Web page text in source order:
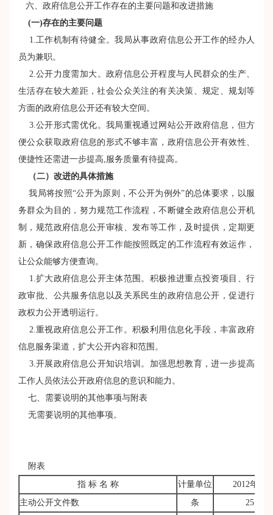
六、政府信息公开工作存在的主要问题和改进措施
(一)存在的主要问题
1.工作机制有待健全。我局从事政府信息公开工作的经办人
员为兼职。
2.公开力度需加大。政府信息公开程度与人民群众的生产、
生活存在较大差距，社会公众关注的有关决策、规定、规划等
方面的政府信息公开还有较大空间。
3.公开形式需优化。我局重视通过网站公开政府信息，但方
便公众获取政府信息的形式不够丰富，政府信息公开有效性、
便捷性还需进一步提高,服务质量有待提高。
（二）改进的具体措施
我局将按照“公开为原则，不公开为例外”的总体要求，以服
务群众为目的，努力规范工作流程，不断健全政府信息公开机
制，规范政府信息公开审核、发布等工作，及时提供，定期更
新，确保政府信息公开工作能按照既定的工作流程有效运作，
让公众能够方便查询。
1.扩大政府信息公开主体范围。积极推进重点投资项目、行
政审批、公共服务信息以及关系民生的政府信息公开，促进行
政权力公开透明运行。
2.重视政府信息公开工作。积极利用信息化手段，丰富政府
信息服务渠道，扩大公开内容和范围。
3.开展政府信息公开知识培训。加强思想教育，进一步提高
工作人员依法公开政府信息的意识和能力。
七、需要说明的其他事项与附表
无需要说明的其他事项。
附表
指 标 名 称
计量单位
2012年度
主动公开文件数
条
25